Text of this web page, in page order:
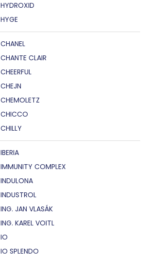
HYDROXID
HYGE
CHANEL
CHANTE CLAIR
CHEERFUL
CHEJN
CHEMOLETZ
CHICCO
CHILLY
IBERIA
IMMUNITY COMPLEX
INDULONA
INDUSTROL
ING. JAN VLASÁK
ING. KAREL VOITL
IO
IO SPLENDO